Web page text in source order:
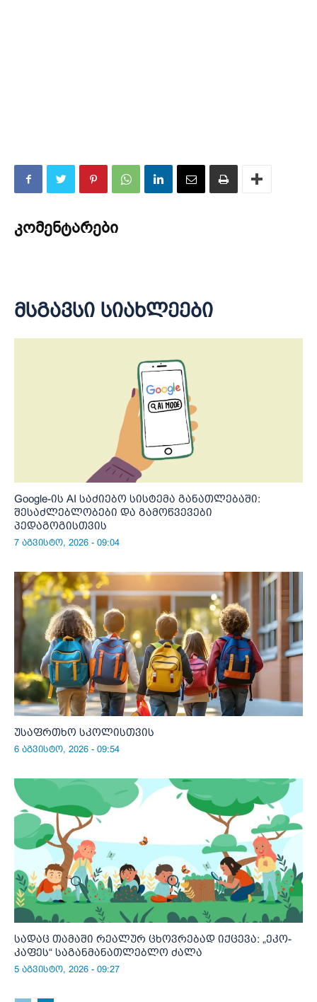
კომენტარები
მსგავსი სიახლეები
Google-ის AI საძიებო სისტემა განათლებაში:
შესაძლებლობები და გამოწვევები
პედაგოგისთვის
7 აგვისტო, 2026 - 09:04
უსაფრთხო სკოლისთვის
6 აგვისტო, 2026 - 09:54
სადაც თამაში რეალურ ცხოვრებად იქცევა: „ეკო-
კაფეს“ საგანმანათლებლო ძალა
5 აგვისტო, 2026 - 09:27